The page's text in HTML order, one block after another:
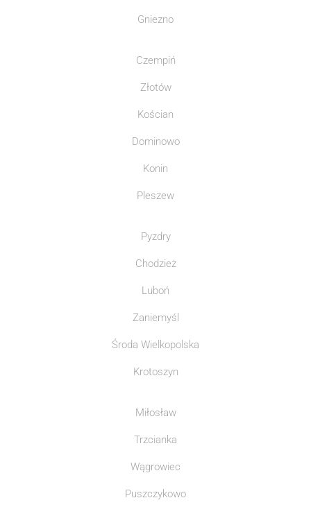
Gniezno
Czempiń
Złotów
Kościan
Dominowo
Konin
Pleszew
Pyzdry
Chodzież
Luboń
Zaniemyśl
Środa Wielkopolska
Krotoszyn
Miłosław
Trzcianka
Wągrowiec
Puszczykowo